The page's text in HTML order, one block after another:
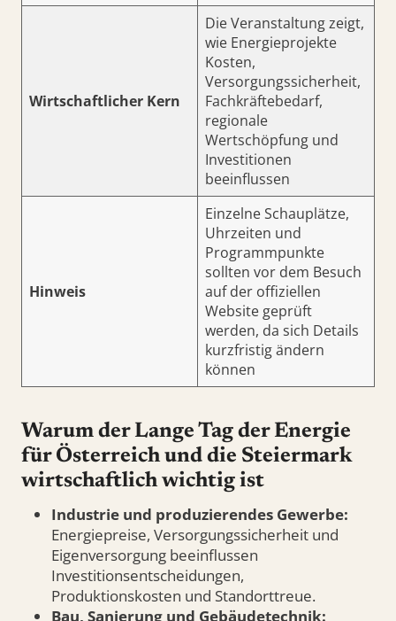
Wirtschaftlicher Kern
Die Veranstaltung zeigt,
wie Energieprojekte
Kosten,
Versorgungssicherheit,
Fachkräftebedarf,
regionale
Wertschöpfung und
Investitionen
beeinflussen
Hinweis
Einzelne Schauplätze,
Uhrzeiten und
Programmpunkte
sollten vor dem Besuch
auf der offiziellen
Website geprüft
werden, da sich Details
kurzfristig ändern
können
Warum der Lange Tag der Energie
für Österreich und die Steiermark
wirtschaftlich wichtig ist
Industrie und produzierendes Gewerbe:
Energiepreise, Versorgungssicherheit und
Eigenversorgung beeinflussen
Investitionsentscheidungen,
Produktionskosten und Standorttreue.
Bau, Sanierung und Gebäudetechnik: